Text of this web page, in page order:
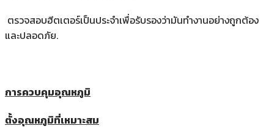
ตรวจสอบฮีตเตอร์เป็นประจำเพื่อรับรองว่ามันทำงานอย่างถูกต้อง
และปลอดภัย.
การควบคุมอุณหภูมิ
ตั้งอุณหภูมิที่เหมาะสม